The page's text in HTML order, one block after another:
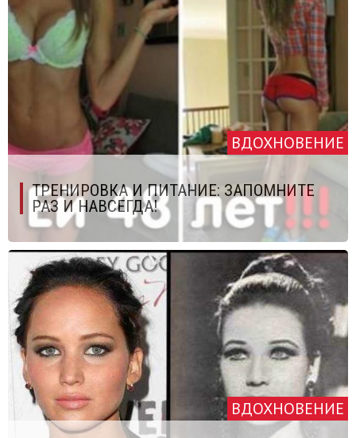
ВДОХНОВЕНИЕ
ТРЕНИРОВКА И ПИТАНИЕ: ЗАПОМНИТЕ
РАЗ И НАВСЕГДА!
ВДОХНОВЕНИЕ